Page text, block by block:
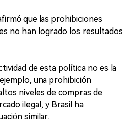
que las prohibiciones
no han logrado los resultados
de esta política no es la
una prohibición
niveles de compras de
ilegal, y Brasil ha
similar.